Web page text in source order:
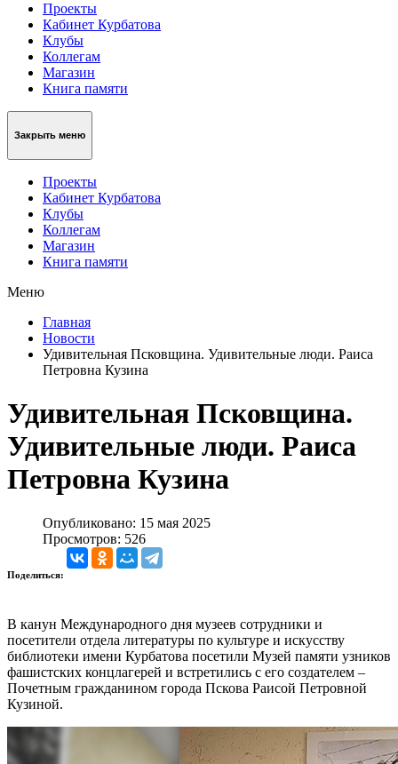
Проекты
Кабинет Курбатова
Клубы
Коллегам
Магазин
Книга памяти
Закрыть меню
Проекты
Кабинет Курбатова
Клубы
Коллегам
Магазин
Книга памяти
Меню
Главная
Новости
Удивительная Псковщина. Удивительные люди. Раиса
Петровна Кузина
Удивительная Псковщина.
Удивительные люди. Раиса
Петровна Кузина
Опубликовано: 15 мая 2025
Просмотров: 526
Поделиться:
В канун Международного дня музеев сотрудники и
посетители отдела литературы по культуре и искусству
библиотеки имени Курбатова посетили Музей памяти узников
фашистских концлагерей и встретились с его создателем –
Почетным гражданином города Пскова Раисой Петровной
Кузиной.